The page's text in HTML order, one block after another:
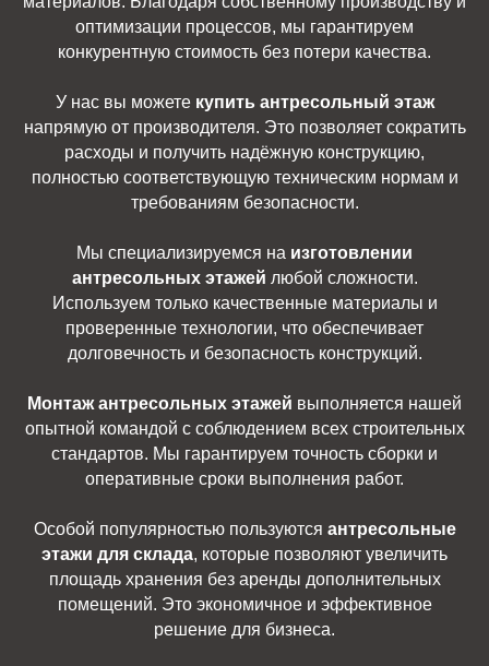
оптимизации процессов, мы гарантируем
конкурентную стоимость без потери качества.
У нас вы можете купить антресольный этаж
напрямую от производителя. Это позволяет сократить
расходы и получить надёжную конструкцию,
полностью соответствующую техническим нормам и
требованиям безопасности.
Мы специализируемся на изготовлении
антресольных этажей любой сложности.
Используем только качественные материалы и
проверенные технологии, что обеспечивает
долговечность и безопасность конструкций.
Монтаж антресольных этажей выполняется нашей
опытной командой с соблюдением всех строительных
стандартов. Мы гарантируем точность сборки и
оперативные сроки выполнения работ.
Особой популярностью пользуются антресольные
этажи для склада, которые позволяют увеличить
площадь хранения без аренды дополнительных
помещений. Это экономичное и эффективное
решение для бизнеса.